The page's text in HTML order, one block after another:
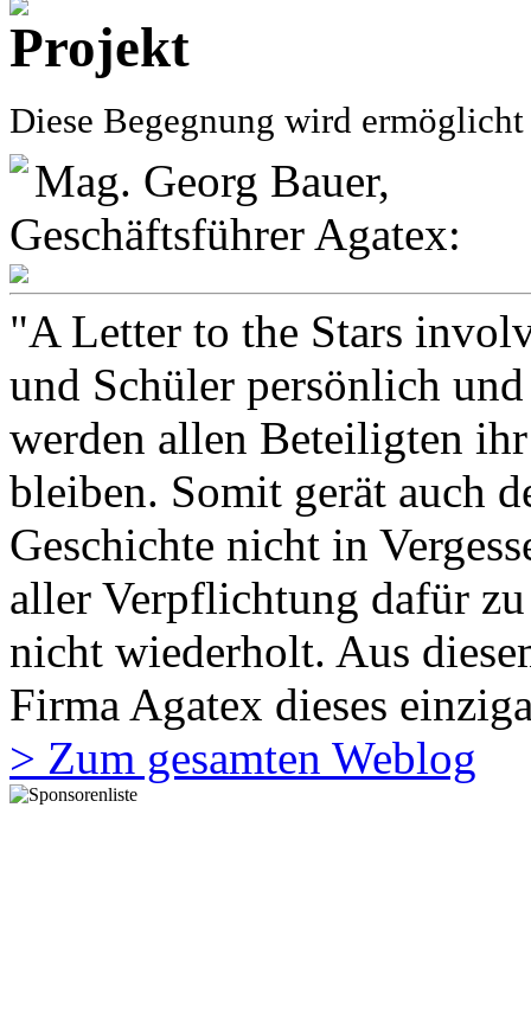
Diese Begegnung wird
Mag. Georg Bauer,
Geschäftsführer Agatex:
"A Letter to the Stars
und Schüler persönlich
werden allen Beteiligten
bleiben. Somit gerät auch
Geschichte nicht in
aller Verpflichtung dafür zu
nicht wiederholt. Aus
Firma Agatex dieses
> Zum gesamten Weblog